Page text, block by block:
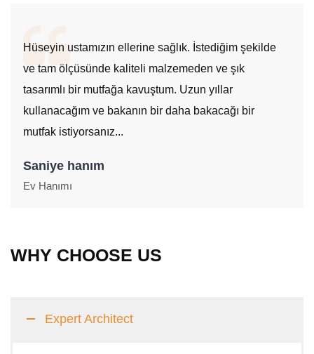
Hüseyin ustamızın ellerine sağlık. İstediğim şekilde
ve tam ölçüsünde kaliteli malzemeden ve şık
tasarımlı bir mutfağa kavuştum. Uzun yıllar
kullanacağım ve bakanın bir daha bakacağı bir
mutfak istiyorsanız...
Saniye hanım
Ev Hanımı
WHY CHOOSE US
Expert Architect